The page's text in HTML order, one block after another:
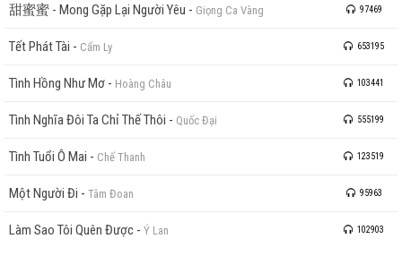
甜蜜蜜 - Mong Gặp Lại Người Yêu - Giọng Ca Vàng 97469
Tết Phát Tài - Cẩm Ly 653195
Tình Hồng Như Mơ - Hoàng Châu 103441
Tình Nghĩa Đôi Ta Chỉ Thế Thôi - Quốc Đại 555199
Tình Tuổi Ô Mai - Chế Thanh 123519
Một Người Đi - Tâm Đoan 95963
Làm Sao Tôi Quên Được - Ý Lan 102903